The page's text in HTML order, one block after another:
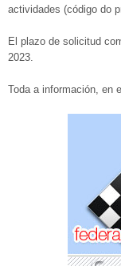
actividades (código do
El plazo de solicitud
2023.
Toda a información, en